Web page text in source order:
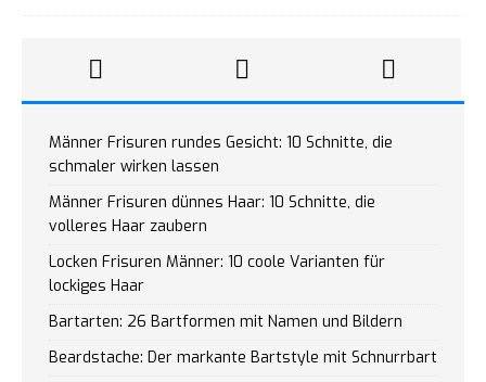
Männer Frisuren rundes Gesicht: 10 Schnitte, die
schmaler wirken lassen
Männer Frisuren dünnes Haar: 10 Schnitte, die
volleres Haar zaubern
Locken Frisuren Männer: 10 coole Varianten für
lockiges Haar
Bartarten: 26 Bartformen mit Namen und Bildern
Beardstache: Der markante Bartstyle mit Schnurrbart